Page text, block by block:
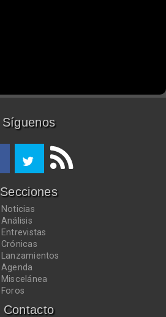
Síguenos
Secciones
Noticias
Análisis
Entrevistas
Crónicas
Lanzamientos
Agenda
Miscelánea
Foros
Contacto